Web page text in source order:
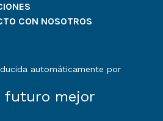
CON NOSOTROS
automáticamente por
futuro mejor